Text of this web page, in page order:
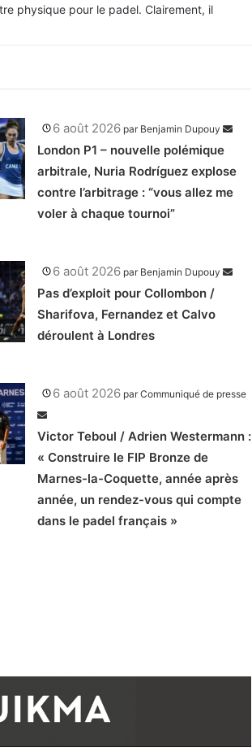
physique pour le padel. Clairement, il
6 août 2026 par Benjamin Dupouy
London P1 – nouvelle polémique
arbitrale, Nuria Rodríguez explose
contre l’arbitrage : “vous allez me
voler à chaque tournoi”
6 août 2026 par Benjamin Dupouy
Pas d’exploit pour Collombon /
Sharifova, Fernandez et Calvo
déroulent à Londres
6 août 2026 parCommuniqué de presse
Victor Teboul / Adrien Westermann :
« Construire le FIP Bronze de
Marnes-la-Coquette, année après
année, un rendez-vous qui compte
dans le padel français »